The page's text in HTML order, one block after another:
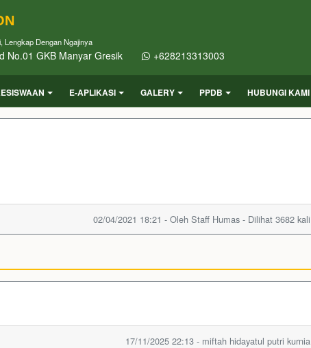
Lengkap Dengan Ngajinya
No.01 GKB Manyar Gresik +628213313003
E-APLIKASI GALERY PPDB HUBUNGI KAMI
02/04/2021 18:21 - Oleh Staff Humas - Dilihat 3682 kali
17/11/2025 22:13 - miftah hidayatul putri kurnia